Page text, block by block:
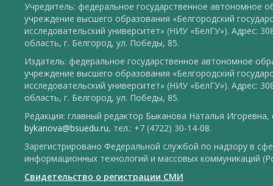
Учредитель: федеральное государственное автономное
учреждение высшего образования «Белгородский
исследовательский университет» (НИУ «БелГУ»). Адрес:
область, г. Белгород, ул. Победы, 85.
Издатель: федеральное государственное автономное
учреждение высшего образования «Белгородский
исследовательский университет» (НИУ «БелГУ»). Адрес:
область, г. Белгород, ул. Победы, 85.
Редакция: главный редактор Быканова Наталья Игоревна,
bykanova@bsuedu.ru, тел.: +7 (4722) 30-14-08.
Зарегистрировано Федеральной службой по надзору в
информационных технологий и массовых коммуникаций
Свидетельство о регистрации СМИ